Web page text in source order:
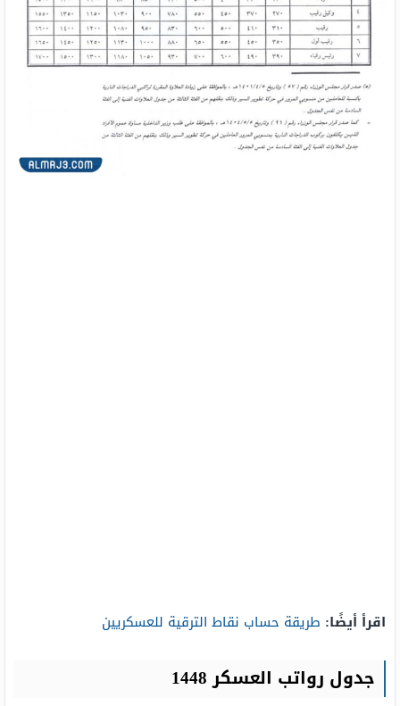
اقرأ أيضًا: طريقة حساب نقاط الترقية للعسكريين
جدول رواتب العسكر 1448